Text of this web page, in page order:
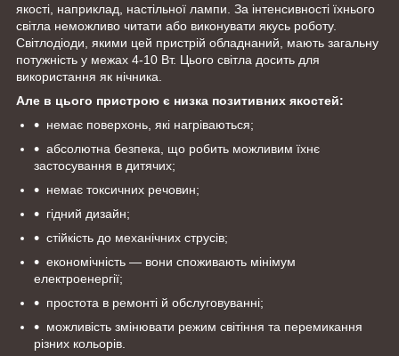
якості, наприклад, настільної лампи. За інтенсивності їхнього
світла неможливо читати або виконувати якусь роботу.
Світлодіоди, якими цей пристрій обладнаний, мають загальну
потужність у межах 4-10 Вт. Цього світла досить для
використання як нічника.
Але в цього пристрою є низка позитивних якостей:
немає поверхонь, які нагріваються;
абсолютна безпека, що робить можливим їхнє
застосування в дитячих;
немає токсичних речовин;
гідний дизайн;
стійкість до механічних струсів;
економічність — вони споживають мінімум
електроенергії;
простота в ремонті й обслуговуванні;
можливість змінювати режим світіння та перемикання
різних кольорів.